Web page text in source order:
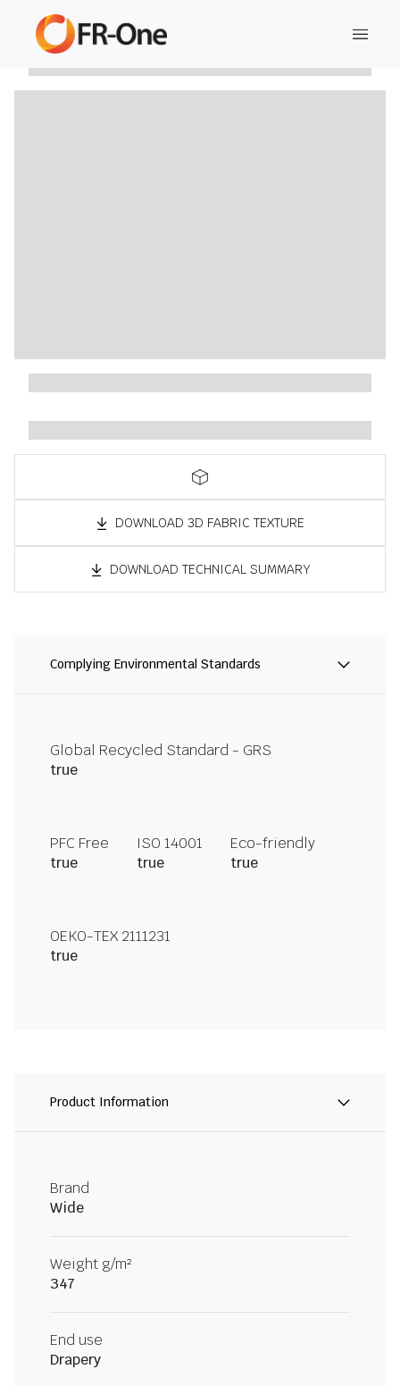
DOWNLOAD 3D FABRIC TEXTURE
DOWNLOAD TECHNICAL SUMMARY
Complying Environmental Standards
Global Recycled Standard - GRS
true
PFC Free
true
ISO 14001
true
Eco-friendly
true
OEKO-TEX 2111231
true
Product Information
Brand
Wide
Weight g/m²
347
End use
Drapery